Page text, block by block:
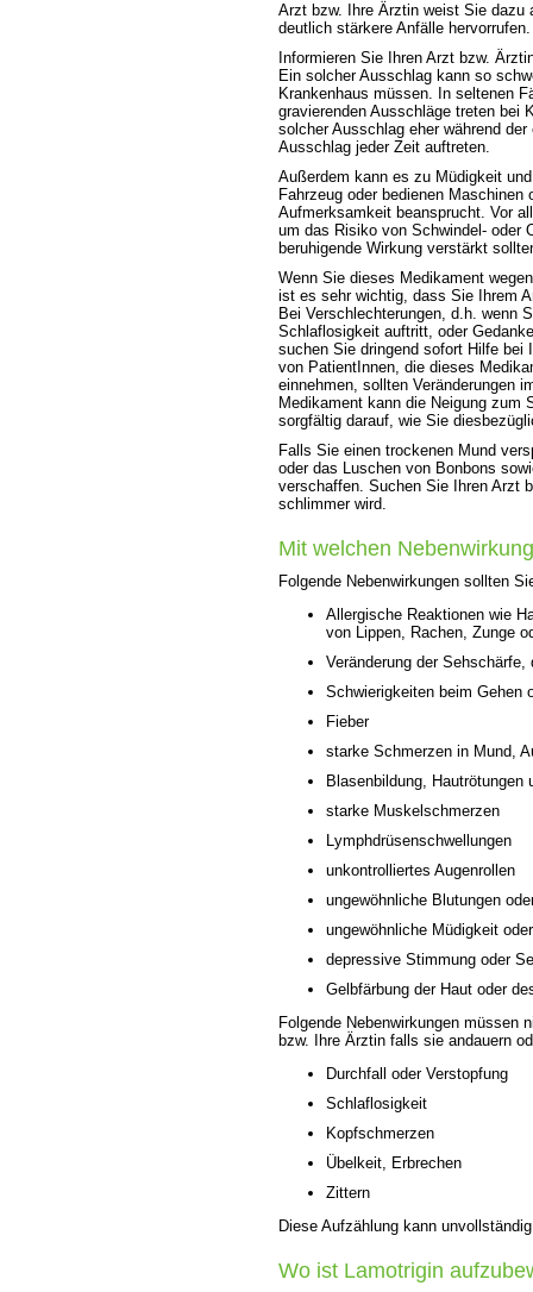
Arzt bzw. Ihre Ärztin weist Sie dazu
deutlich stärkere Anfälle hervorrufen.
Informieren Sie Ihren Arzt bzw.
Ein solcher Ausschlag kann so
Krankenhaus müssen. In seltenen
gravierenden Ausschläge treten bei
solcher Ausschlag eher während
Ausschlag jeder Zeit auftreten.
Außerdem kann es zu Müdigkeit
Fahrzeug oder bedienen
Aufmerksamkeit beansprucht. Vor
um das Risiko von Schwindel- oder
beruhigende Wirkung verstärkt
Wenn Sie dieses Medikament
ist es sehr wichtig, dass Sie Ihrem
Bei Verschlechterungen, d.h. wenn
Schlaflosigkeit auftritt, oder
suchen Sie dringend sofort Hilfe bei
von PatientInnen, die dieses
einnehmen, sollten Veränderungen
Medikament kann die Neigung zum
sorgfältig darauf, wie Sie
Falls Sie einen trockenen Mund
oder das Luschen von Bonbons
verschaffen. Suchen Sie Ihren Arzt
schlimmer wird.
Mit welchen
Folgende Nebenwirkungen sollten
Allergische Reaktionen wie
von Lippen, Rachen, Zunge
Veränderung der Sehschärfe,
Schwierigkeiten beim Gehen
Fieber
starke Schmerzen in Mund,
Blasenbildung, Hautrötungen
starke Muskelschmerzen
Lymphdrüsenschwellungen
unkontrolliertes Augenrollen
ungewöhnliche Blutungen
ungewöhnliche Müdigkeit
depressive Stimmung oder
Gelbfärbung der Haut oder
Folgende Nebenwirkungen müssen
bzw. Ihre Ärztin falls sie andauern
Durchfall oder Verstopfung
Schlaflosigkeit
Kopfschmerzen
Übelkeit, Erbrechen
Zittern
Diese Aufzählung kann
Wo ist Lamotrigin